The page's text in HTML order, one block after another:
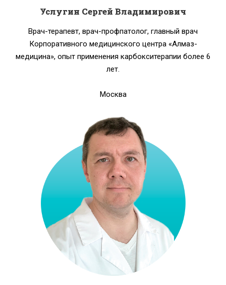
Услугин Сергей Владимирович
Врач-терапевт, врач-профпатолог, главный врач
Корпоративного медицинского центра «Алмаз-
медицина», опыт применения карбокситерапии более 6
лет.
Москва